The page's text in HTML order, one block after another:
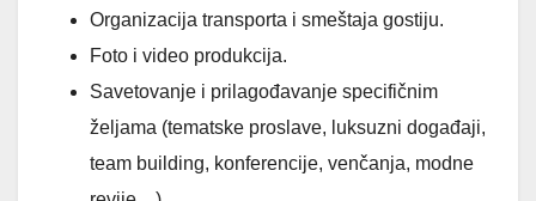
Organizacija transporta i smeštaja gostiju.
Foto i video produkcija.
Savetovanje i prilagođavanje specifičnim
željama (tematske proslave, luksuzni događaji,
team building, konferencije, venčanja, modne